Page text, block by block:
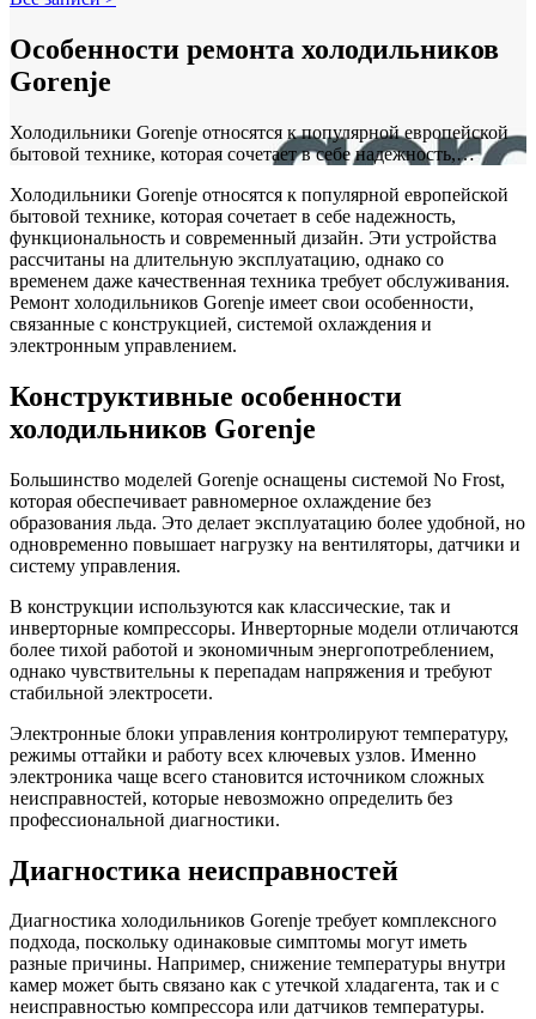
Особенности ремонта холодильников
Gorenje
Холодильники Gorenje относятся к популярной европейской
бытовой технике, которая сочетает в себе надежность,…
Холодильники Gorenje относятся к популярной европейской
бытовой технике, которая сочетает в себе надежность,
функциональность и современный дизайн. Эти устройства
рассчитаны на длительную эксплуатацию, однако со
временем даже качественная техника требует обслуживания.
Ремонт холодильников Gorenje имеет свои особенности,
связанные с конструкцией, системой охлаждения и
электронным управлением.
Конструктивные особенности
холодильников Gorenje
Большинство моделей Gorenje оснащены системой No Frost,
которая обеспечивает равномерное охлаждение без
образования льда. Это делает эксплуатацию более удобной, но
одновременно повышает нагрузку на вентиляторы, датчики и
систему управления.
В конструкции используются как классические, так и
инверторные компрессоры. Инверторные модели отличаются
более тихой работой и экономичным энергопотреблением,
однако чувствительны к перепадам напряжения и требуют
стабильной электросети.
Электронные блоки управления контролируют температуру,
режимы оттайки и работу всех ключевых узлов. Именно
электроника чаще всего становится источником сложных
неисправностей, которые невозможно определить без
профессиональной диагностики.
Диагностика неисправностей
Диагностика холодильников Gorenje требует комплексного
подхода, поскольку одинаковые симптомы могут иметь
разные причины. Например, снижение температуры внутри
камер может быть связано как с утечкой хладагента, так и с
неисправностью компрессора или датчиков температуры.